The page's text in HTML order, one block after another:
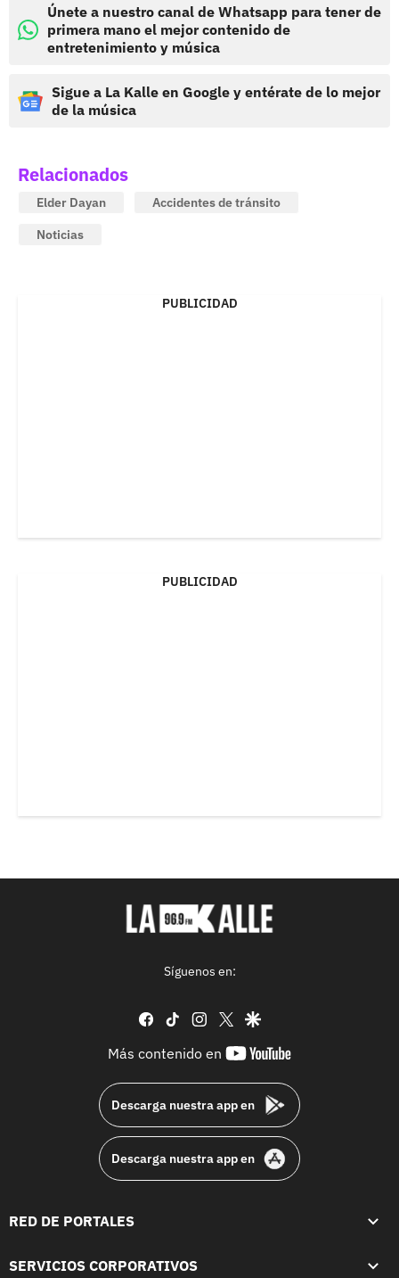
Únete a nuestro canal de Whatsapp para tener de
primera mano el mejor contenido de
entretenimiento y música
Sigue a La Kalle en Google y entérate de lo mejor
de la música
Relacionados
Elder Dayan
Accidentes de tránsito
Noticias
PUBLICIDAD
PUBLICIDAD
Síguenos en:
facebook
tiktok instagram
twittergoogle
Más contenido en
youtube-
Descarga nuestra app en
Descarga nuestra app en
RED DE PORTALES
SERVICIOS CORPORATIVOS